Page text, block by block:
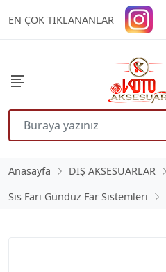
EN ÇOK TIKLANANLAR
Anasayfa
DIŞ AKSESUARLAR
Sis Farı Gündüz Far Sistemleri